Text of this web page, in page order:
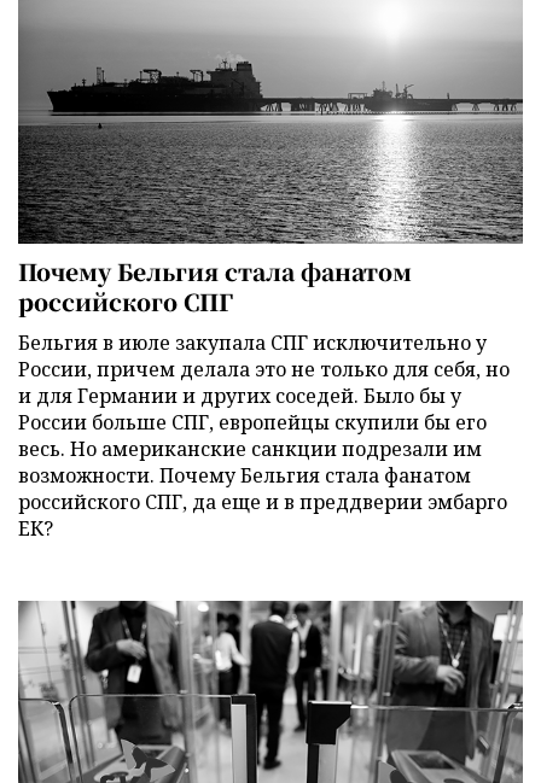
Почему Бельгия стала фанатом
российского СПГ
Бельгия в июле закупала СПГ исключительно у
России, причем делала это не только для себя, но
и для Германии и других соседей. Было бы у
России больше СПГ, европейцы скупили бы его
весь. Но американские санкции подрезали им
возможности. Почему Бельгия стала фанатом
российского СПГ, да еще и в преддверии эмбарго
ЕК?